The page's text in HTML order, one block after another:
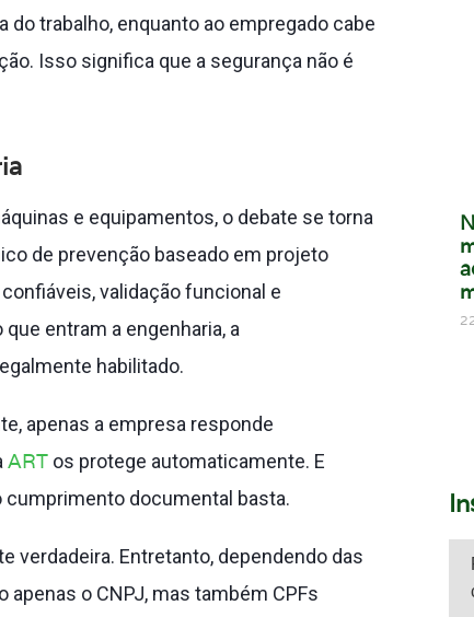
trabalho, enquanto ao empregado cabe
Isso significa que a segurança não é
e equipamentos, o debate se torna
de prevenção baseado em projeto
validação funcional e
entram a engenharia, a
habilitado.
apenas a empresa responde
ART os protege automaticamente. E
documental basta.
verdadeira. Entretanto, dependendo das
o CNPJ, mas também CPFs